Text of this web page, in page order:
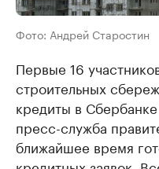
Фото: Андрей Старостин
Первые 16
строительных
кредиты в
пресс-служба
ближайшее время